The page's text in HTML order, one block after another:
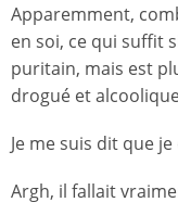
Apparemment,
en soi, ce qui suffit
puritain, mais est
drogué et
Je me suis dit que
Argh, il fallait